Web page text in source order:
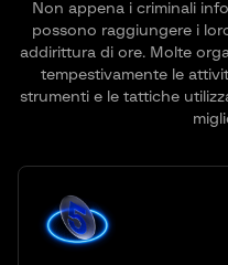
Non appena i criminali
possono raggiungere i
addirittura di ore. Molte
tempestivamente le
strumenti e le tattiche